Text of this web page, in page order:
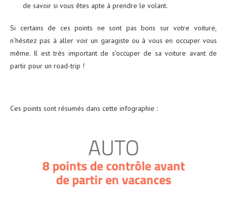
de savoir si vous êtes apte à prendre le volant.
Si certains de ces points ne sont pas bons sur votre voiture,
n’hésitez pas à aller voir un garagiste ou à vous en occuper vous
même. Il est très important de s’occuper de sa voiture avant de
partir pour un road-trip !
Ces points sont résumés dans cette infographie :